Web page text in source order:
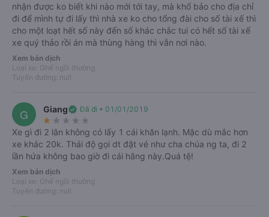
Sau khi đặt vé, bạn có thể sử dụng mã vé điện tử để lên xe. Cần phải có
mặt trước giờ xe xuất bến từ 30 – 45 phút để làm thủ tục. Bạn đưa tin nhắn
có chứa mã vé cho nhân viên phòng vé, nhân viên sẽ hỗ trợ xuất vé và
hướng dẫn bạn ra xe phù hợp.
Xe được sắp xếp tùy thuộc vào thời gian chạy quay đầu, nên không biết
trước được bạn sẽ đi xe biển số bao nhiêu hay tài xế nào. Nếu cần các
II.Số điện thoại, địa chỉ của xe Quý Thảo
Tại Dak Lak, Phước An, Krông Pắk, Tỉnh Đắk Lắk. Hỗ trợ trung chuyển
khách tại Hoài An, Hoài Nhơn, Phù Cát, Phù Mỹ.
Tại Bình Định, xe trả khách tại Quy Nhơn, Bình Định, Quy Nhơn, Tỉnh Bình
Định. Hành khách có thể liên hệ tổng đài 1900888684 để được tư vấn.
nhận được ko biết khi nào mới tới tay, mà khổ bảo cho địa chỉ
đi để mình tự đi lấy thì nhà xe ko cho tổng đài cho số tài xế thì
cho một loạt hết số này đến số khác chắc tui có hết số tài xế
xe quý thảo rồi án mà thùng hàng thì vẫn nơi nào.
Xem bản dịch
Loại xe: Ghế ngồi thường
Tuyến đường: null
G Giangverified Đã đi • 01/01/2019
star_rate star_rate star_rate star_rate star_rate
Xe gì đi 2 lân không có lấy 1 cái khăn lạnh. Mặc dù mắc hơn
xe khác 20k. Thái độ gọi dt đặt vé như cha chúa ng ta, đi 2
lần hứa không bao giờ đi cái hãng này.Quá tệ!
Xem bản dịch
Loại xe: Ghế ngồi thường
Tuyến đường: null